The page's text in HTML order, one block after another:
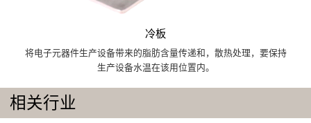
冷板
将电子元器件生产设备带来的脂肪含量传递和，散热处理，要保持
生产设备水温在该用位置内。
相关行业